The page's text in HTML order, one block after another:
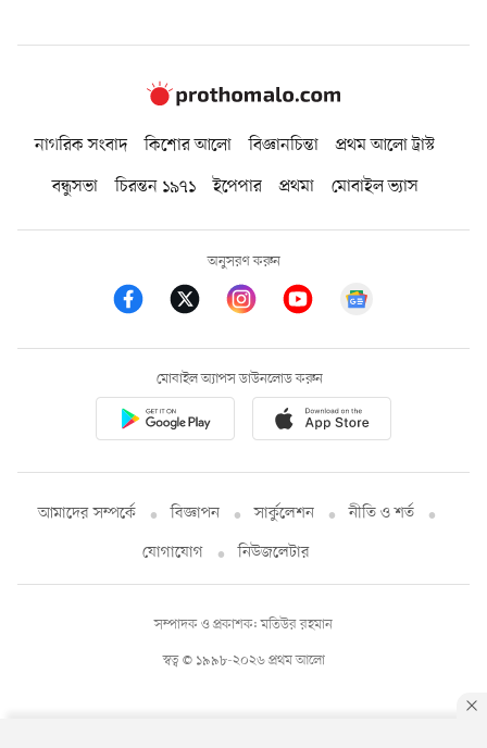
নাগরিক সংবাদ কিশোর আলো বিজ্ঞানচিন্তা
প্রথম আলো ট্রাস্ট
বন্ধুসভা
চিরন্তন ১৯৭১ ইপেপার প্রথমা মোবাইল ভ্যাস
অনুসরণ করুন
মোবাইল অ্যাপস ডাউনলোড করুন
আমাদের সম্পর্কে বিজ্ঞাপন সার্কুলেশন
নীতি ও শর্ত
যোগাযোগ
নিউজলেটার
স্বত্ব © ১৯৯৮-২০২৬ প্রথম আলো
সম্পাদক ও প্রকাশক: মতিউর রহমান